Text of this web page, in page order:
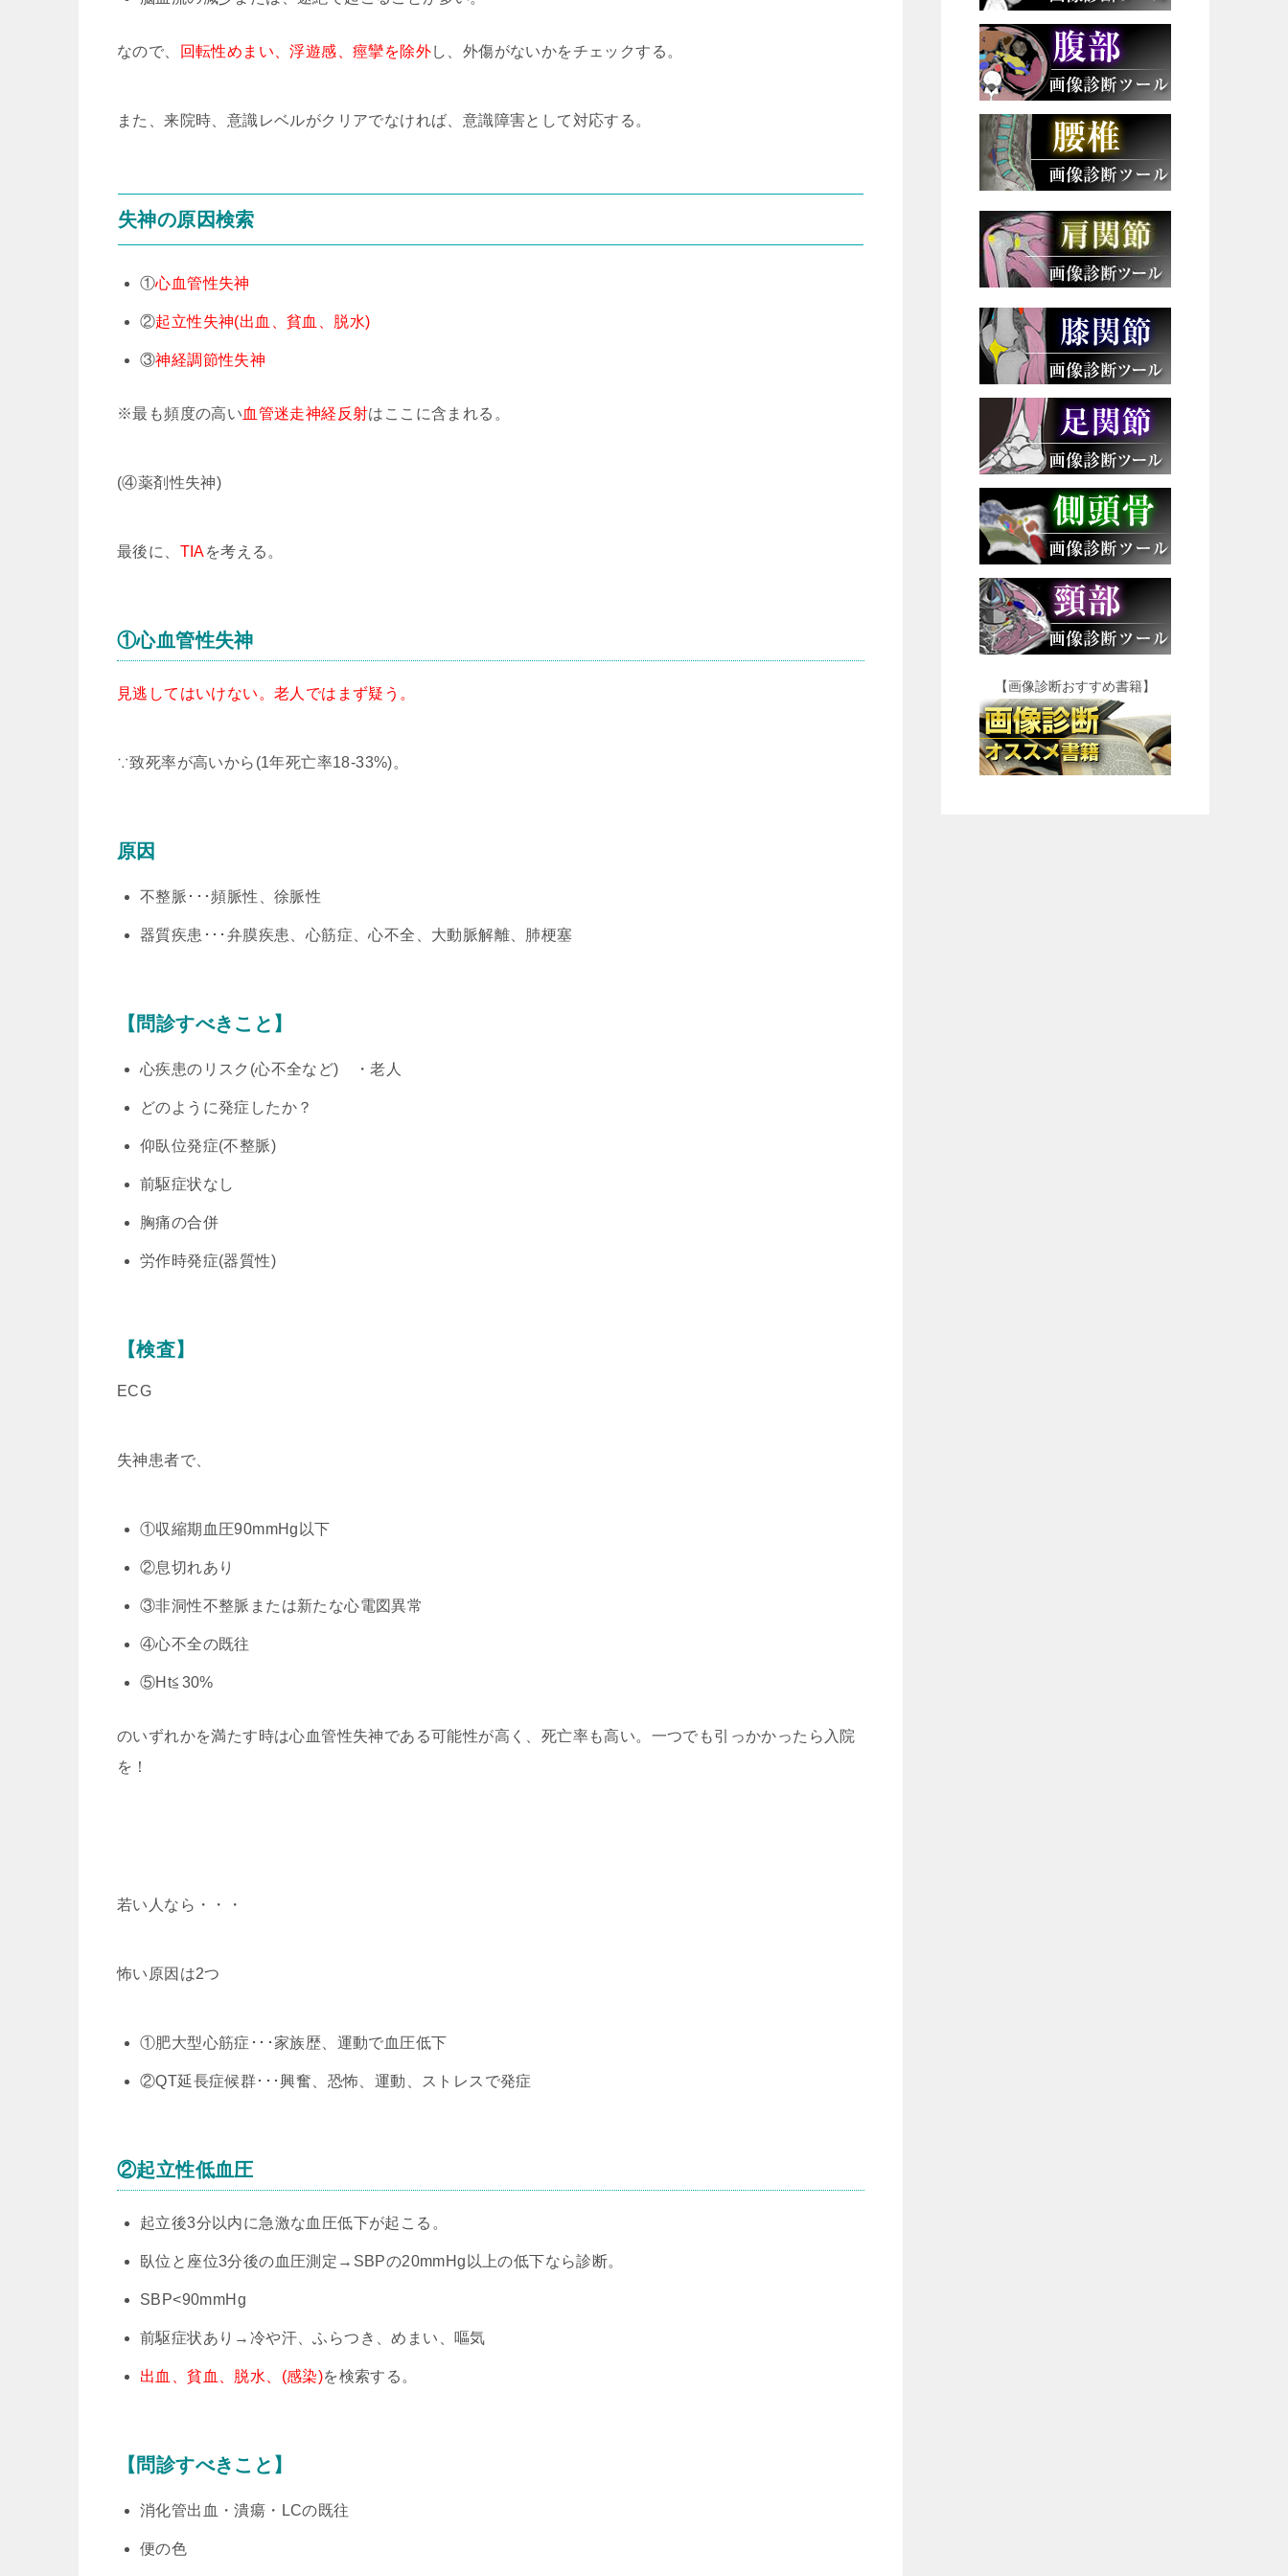
なので、 回転性めまい、浮遊感、痙攣を除外し、外傷がないかをチェックする。
また、来院時、意識レベルがクリアでなければ、意識障害として対応する。
失神の原因検索
①心血管性失神
②起立性失神(出血、貧血、脱水)
③神経調節性失神
※最も頻度の高い血管迷走神経反射はここに含まれる。
(④薬剤性失神)
最後に、 TIAを考える。
①心血管性失神
見逃してはいけない。老人ではまず疑う。
∵致死率が高いから(1年死亡率18-33%)。
原因
不整脈･･･頻脈性、徐脈性
器質疾患･･･弁膜疾患、心筋症、心不全、大動脈解離、肺梗塞
【問診すべきこと】
心疾患のリスク(心不全など) ・老人
どのように発症したか？
仰臥位発症(不整脈)
前駆症状なし
胸痛の合併
労作時発症(器質性)
【検査】
ECG
失神患者で、
①収縮期血圧90mmHg以下
②息切れあり
③非洞性不整脈または新たな心電図異常
④心不全の既往
⑤Ht≦30%
のいずれかを満たす時は心血管性失神である可能性が高く、死亡率も高い。一つでも引っかかったら入院
を！
若い人なら・・・
怖い原因は2つ
①肥大型心筋症･･･家族歴、運動で血圧低下
②QT延長症候群･･･興奮、恐怖、運動、ストレスで発症
②起立性低血圧
起立後3分以内に急激な血圧低下が起こる。
臥位と座位3分後の血圧測定→SBPの20mmHg以上の低下なら診断。
SBP<90mmHg
前駆症状あり→冷や汗、ふらつき、めまい、嘔気
出血、貧血、脱水、(感染)を検索する。
【問診すべきこと】
消化管出血・潰瘍・LCの既往
便の色
【画像診断おすすめ書籍】